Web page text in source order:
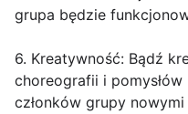
grupa będzie
6. Kreatywność: Bądź
choreografii i pomysłów
członków grupy